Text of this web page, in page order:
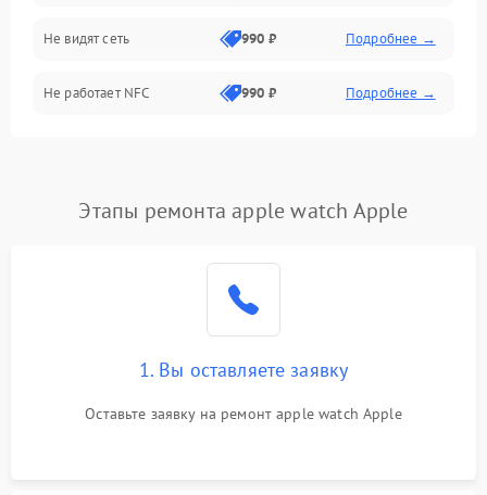
Не видят сеть 990 ₽ Подробнее →
Не работает NFC 990 ₽ Подробнее →
Этапы ремонта apple watch Apple
1. Вы оставляете заявку
Оставьте заявку на ремонт apple watch Apple